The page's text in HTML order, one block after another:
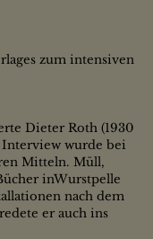
zum intensiven
Dieter Roth (1930
Interview wurde bei
Mitteln. Müll,
inWurstpelle
nach dem
er auch ins